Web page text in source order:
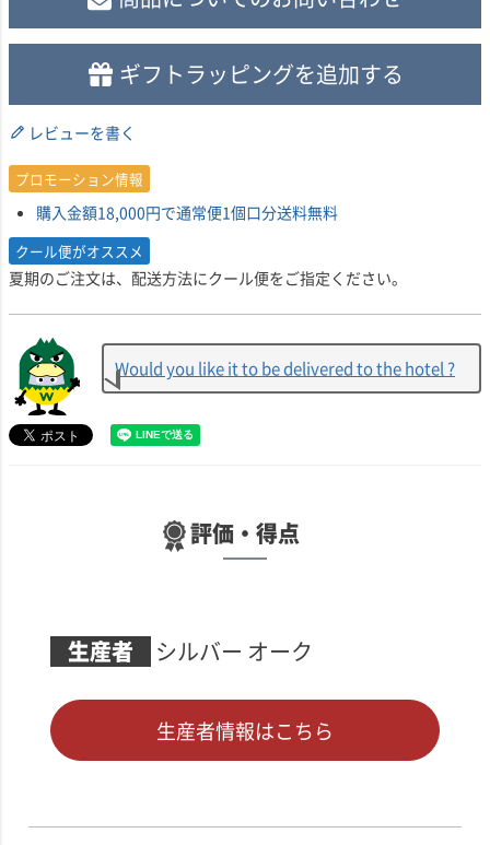
ギフトラッピングを追加する
レビューを書く
プロモーション情報
購入金額18,000円で通常便1個口分送料無料
クール便がオススメ
夏期のご注文は、配送方法にクール便をご指定ください。
Would you like it to be delivered to the hotel ?
評価・得点
生産者 シルバー オーク
生産者情報はこちら